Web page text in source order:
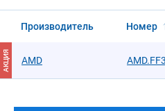
Производитель Номер
АКЦИЯ AMD